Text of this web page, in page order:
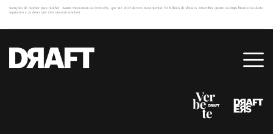
Soluções de mulher para mulher. Assim funcionam as femtechs, que até 2025 devem movimentar 50 bilhões de dólares. Descubra quatro startups brasileiras deste
segmento e as dores que elas querem resolver.